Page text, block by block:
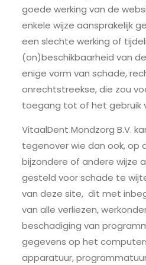
goede werking van de
enkele wijze aansprakelijk
een slechte werking of
(on)beschikbaarheid van
enige vorm van schade,
onrechtstreekse, die zou
toegang tot of het gebruik
VitaalDent Mondzorg B.V.
tegenover wie dan ook, op
bijzondere of andere wijze
gesteld voor schade te
van deze site, dit met
van alle verliezen,
beschadiging van
gegevens op het
apparatuur,